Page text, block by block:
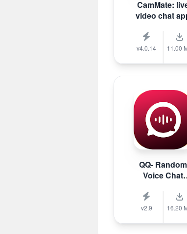
CamMate:
video chat
v4.0.14 11.00
QQ- Random
Voice Chat
v2.9 16.20